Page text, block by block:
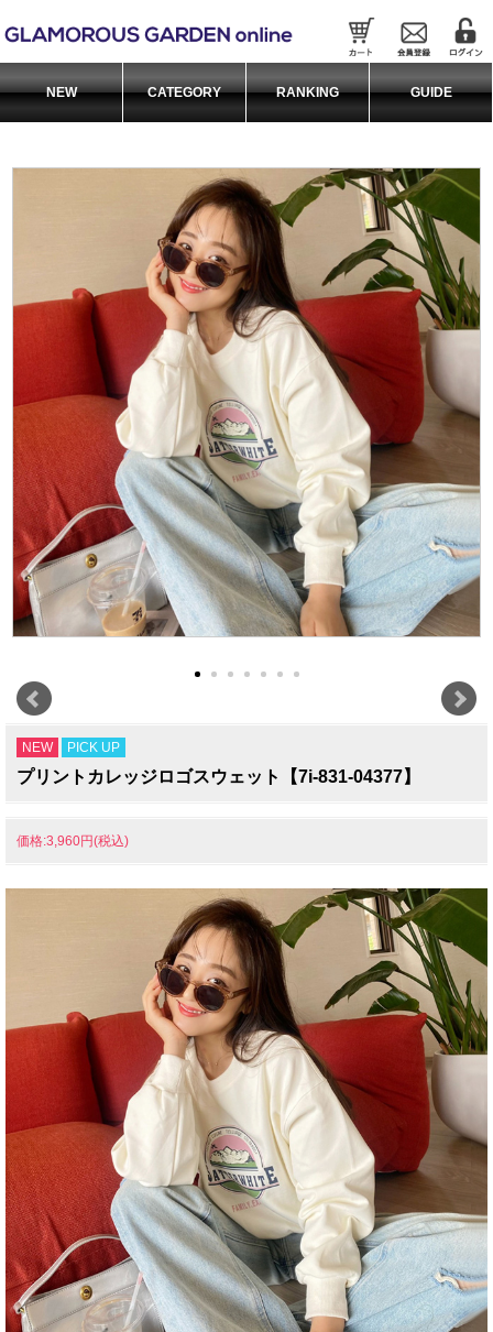
NEW PICK UP
プリントカレッジロゴスウェット【7i-831-04377】
価格:3,960円(税込)